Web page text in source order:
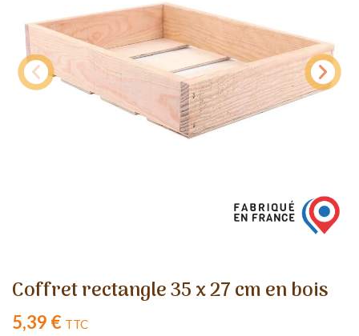
Coffret rectangle 35 x 27 cm en bois
5,39 € TTC